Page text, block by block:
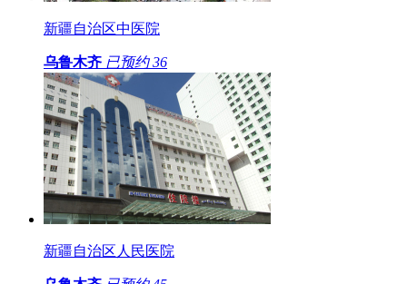
新疆自治区中医院
乌鲁木齐 已预约 36
新疆自治区人民医院